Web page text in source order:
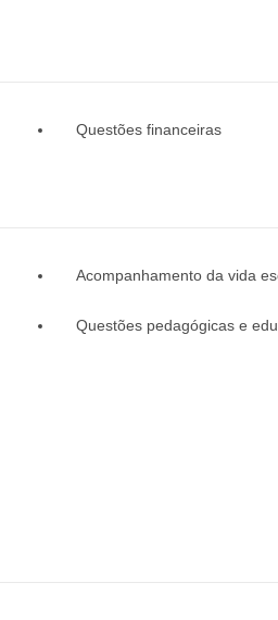
Questões financeiras
Acompanhamento da vida
Questões pedagógicas e